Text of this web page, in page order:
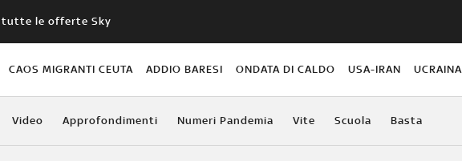
tutte le offerte Sky
CAOS MIGRANTI CEUTA ADDIO BARESI ONDATA DI CALDO USA-IRAN UCRAINA
Video Approfondimenti Numeri Pandemia Vite Scuola Basta